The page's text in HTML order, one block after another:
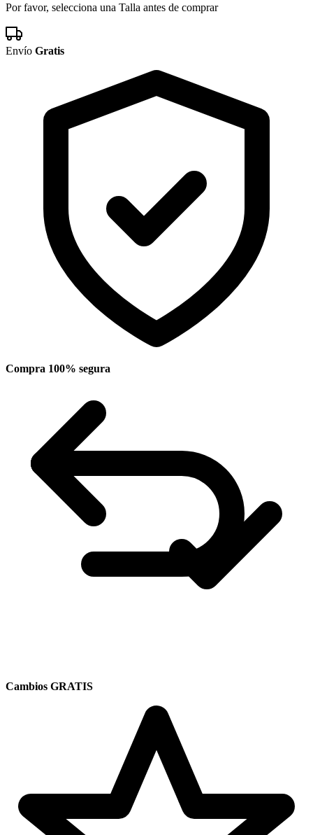
Por favor, selecciona una Talla antes de comprar
Envío Gratis
Compra 100% segura
Cambios GRATIS